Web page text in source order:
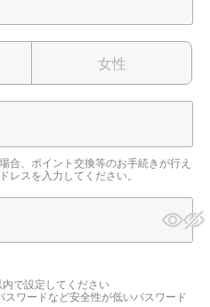
女性
合、ポイント交換等のお手続きが行え
レスを入力してください。
で設定してください
ワードなど安全性が低いパスワード